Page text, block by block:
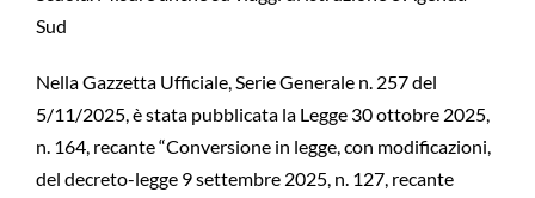
Sud
Nella Gazzetta Ufficiale, Serie Generale n. 257 del
5/11/2025, è stata pubblicata la Legge 30 ottobre 2025,
n. 164, recante “Conversione in legge, con modificazioni,
del decreto-legge 9 settembre 2025, n. 127, recante